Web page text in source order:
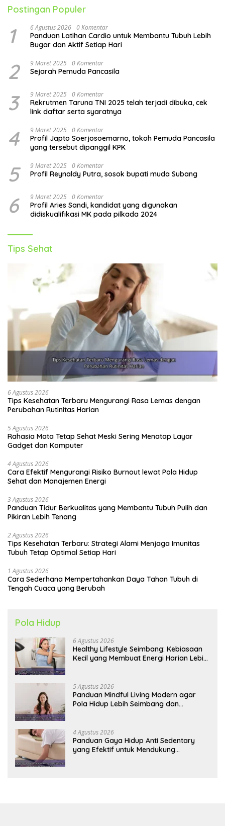
Postingan Populer
1 6 Agustus 2026 0 Komentar
Panduan Latihan Cardio untuk Membantu Tubuh Lebih
Bugar dan Aktif Setiap Hari
2 9 Maret 2025 0 Komentar
Sejarah Pemuda Pancasila
3 9 Maret 2025 0 Komentar
Rekrutmen Taruna TNI 2025 telah terjadi dibuka, cek
link daftar serta syaratnya
4 9 Maret 2025 0 Komentar
Profil Japto Soerjosoemarno, tokoh Pemuda Pancasila
yang tersebut dipanggil KPK
5 9 Maret 2025 0 Komentar
Profil Reynaldy Putra, sosok bupati muda Subang
6 9 Maret 2025 0 Komentar
Profil Aries Sandi, kandidat yang digunakan
didiskualifikasi MK pada pilkada 2024
Tips Sehat
6 Agustus 2026
Tips Kesehatan Terbaru Mengurangi Rasa Lemas dengan
Perubahan Rutinitas Harian
5 Agustus 2026
Rahasia Mata Tetap Sehat Meski Sering Menatap Layar
Gadget dan Komputer
4 Agustus 2026
Cara Efektif Mengurangi Risiko Burnout lewat Pola Hidup
Sehat dan Manajemen Energi
3 Agustus 2026
Panduan Tidur Berkualitas yang Membantu Tubuh Pulih dan
Pikiran Lebih Tenang
2 Agustus 2026
Tips Kesehatan Terbaru: Strategi Alami Menjaga Imunitas
Tubuh Tetap Optimal Setiap Hari
1 Agustus 2026
Cara Sederhana Mempertahankan Daya Tahan Tubuh di
Tengah Cuaca yang Berubah
Pola Hidup
6 Agustus 2026
Healthy Lifestyle Seimbang: Kebiasaan
Kecil yang Membuat Energi Harian Lebih
5 Agustus 2026
Panduan Mindful Living Modern agar
Pola Hidup Lebih Seimbang dan
4 Agustus 2026
Panduan Gaya Hidup Anti Sedentary
yang Efektif untuk Mendukung